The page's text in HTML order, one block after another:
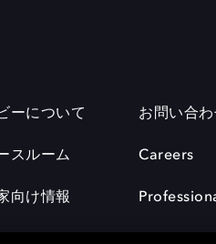
ーについて
スルーム
向け情報
お問い合
Careers